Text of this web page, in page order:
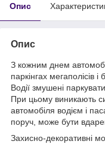
Опис
Опис
З кожним днем
паркінгах мегаполісів і
Водії змушені
При цьому виникають
автомобіля водієм і
поруч, може бути
Захисно-декоративні